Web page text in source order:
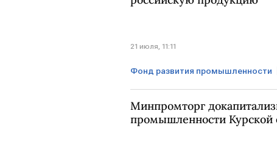
21 июля, 11:11
Фонд развития промышленности
Михаил Мишустин
Минпромторг
промышленности Курской